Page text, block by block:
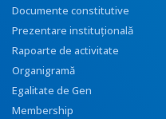
Documente constitutive
Prezentare instituţională
Rapoarte de activitate
Organigramă
Egalitate de Gen
Membership